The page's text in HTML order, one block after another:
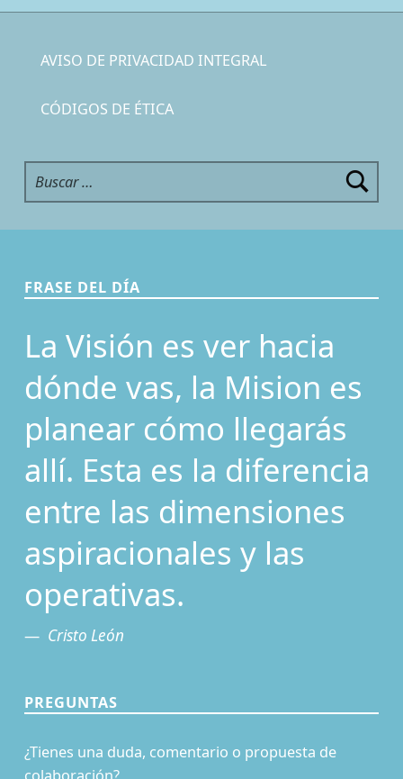
AVISO DE PRIVACIDAD INTEGRAL
CÓDIGOS DE ÉTICA
Buscar:
FRASE DEL DÍA
La Visión es ver hacia
dónde vas, la Mision es
planear cómo llegarás
allí. Esta es la diferencia
entre las dimensiones
aspiracionales y las
operativas.
Cristo León
PREGUNTAS
¿Tienes una duda, comentario o propuesta de